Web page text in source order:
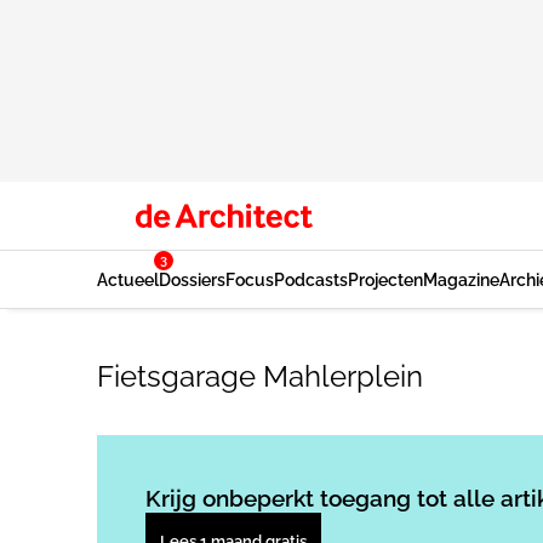
Actueel
3
DossiersFocusPodcastsProjectenMagazine
Fietsgarage Mahlerplein
Krijg onbeperkt toegang tot alle